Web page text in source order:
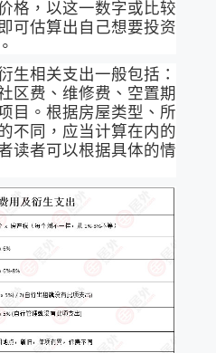
格，以这一数字或比较
可估算出自己想要投资
生相关支出一般包括：
区费、维修费、空置期
目。根据房屋类型、所
不同，应当计算在内的
读者可以根据具体的情